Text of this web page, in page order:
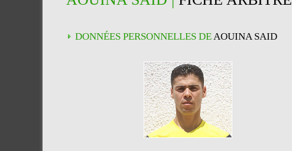
DONNÉES PERSONNELLES DEAOUINA SAID